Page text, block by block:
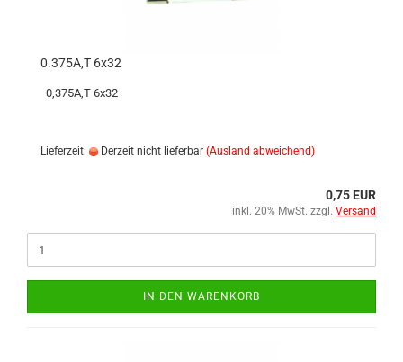
0.375A,T 6x32
0,375A,T 6x32
Lieferzeit: Derzeit nicht lieferbar (Ausland abweichend)
0,75 EUR
inkl. 20% MwSt. zzgl. Versand
IN DEN WARENKORB